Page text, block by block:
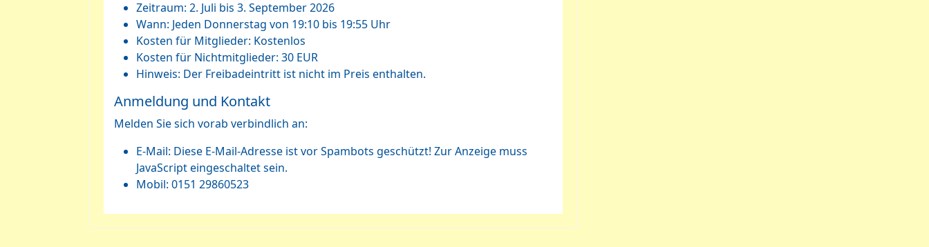
Zeitraum: 2. Juli bis 3. September 2026
Wann: Jeden Donnerstag von 19:10 bis 19:55 Uhr
Kosten für Mitglieder: Kostenlos
Kosten für Nichtmitglieder: 30 EUR
Hinweis: Der Freibadeintritt ist nicht im Preis enthalten.
Anmeldung und Kontakt
Melden Sie sich vorab verbindlich an:
E-Mail: Diese E-Mail-Adresse ist vor Spambots geschützt! Zur Anzeige muss
JavaScript eingeschaltet sein.
Mobil: 0151 29860523